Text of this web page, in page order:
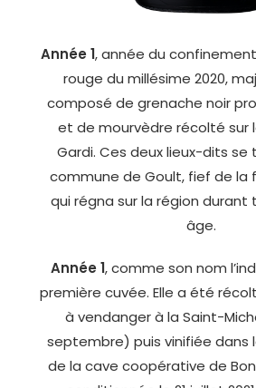
Année 1, année du
rouge du millésime 2020,
composé de grenache noir
et de mourvèdre récolté sur
Gardi. Ces deux lieux-dits se
commune de Goult, fief de la
qui régna sur la région
âge.
Année 1, comme son nom
première cuvée. Elle a été
à vendanger à la Saint-
septembre) puis vinifiée dans
de la cave coopérative de